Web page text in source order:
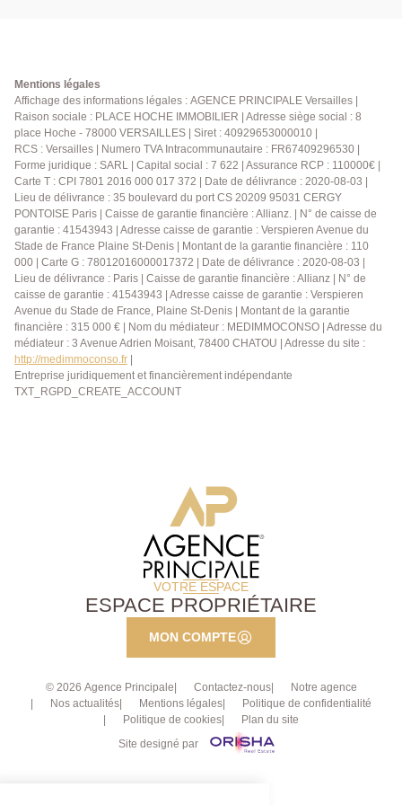
s'ajoutent une cave saine et une place de parking. Un
bien au charme fou. A visiter rapidement.
Mentions légales
Affichage des informations légales : AGENCE PRINCIPALE Versailles |
Raison sociale : PLACE HOCHE IMMOBILIER | Adresse siège social : 8
place Hoche - 78000 VERSAILLES | Siret : 40929653000010 |
RCS : Versailles | Numero TVA Intracommunautaire : FR67409296530 |
Forme juridique : SARL | Capital social : 7 622 | Assurance RCP : 110000€ |
Carte T : CPI 7801 2016 000 017 372 | Date de délivrance : 2020-08-03 |
Lieu de délivrance : 35 boulevard du port CS 20209 95031 CERGY
PONTOISE Paris | Caisse de garantie financière : Allianz. | N° de caisse de
garantie : 41543943 | Adresse caisse de garantie : Verspieren Avenue du
Stade de France Plaine St-Denis | Montant de la garantie financière : 110
000 | Carte G : 78012016000017372 | Date de délivrance : 2020-08-03 |
Lieu de délivrance : Paris | Caisse de garantie financière : Allianz | N° de
caisse de garantie : 41543943 | Adresse caisse de garantie : Verspieren
Avenue du Stade de France, Plaine St-Denis | Montant de la garantie
financière : 315 000 € | Nom du médiateur : MEDIMMOCONSO | Adresse du
médiateur : 3 Avenue Adrien Moisant, 78400 CHATOU | Adresse du site :
http://medimmoconso.fr |
Entreprise juridiquement et financièrement indépendante
TXT_RGPD_CREATE_ACCOUNT
VOTRE ESPACE
ESPACE PROPRIÉTAIRE
MON COMPTE
© 2026 Agence Principale Contactez-nous
Notre agence
Nos actualités
Mentions légales
Politique de confidentialité
Politique de cookies
Plan du site
Site designé par